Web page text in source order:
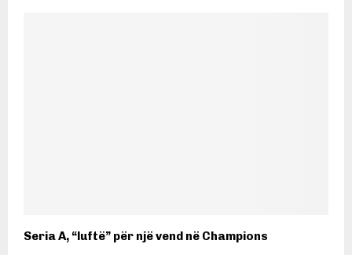
Seria A, “luftë” për një vend në Champions